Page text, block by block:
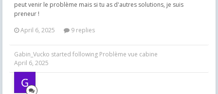
peut venir le problème mais si tu as d'autres solutions, je suis
preneur !
April 6, 2025
9 replies
Gabin_Vucko started following Problème vue cabine
April 6, 2025